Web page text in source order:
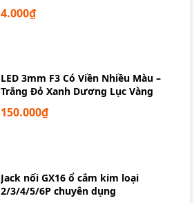
4.000₫
LED 3mm F3 Có Viền Nhiều Màu –
Trắng Đỏ Xanh Dương Lục Vàng
150.000₫
Jack nối GX16 ổ cắm kim loại
2/3/4/5/6P chuyên dụng